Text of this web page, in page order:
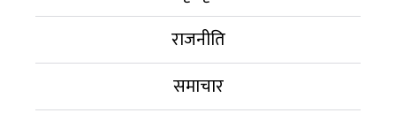
राजनीति
समाचार